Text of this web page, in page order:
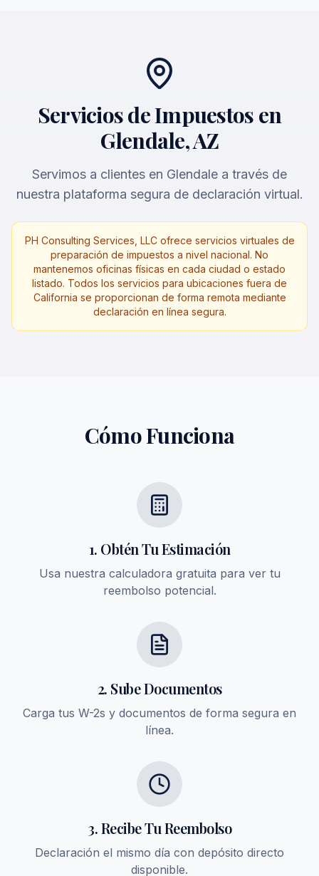
Servicios de Impuestos en
Glendale, AZ
Servimos a clientes en Glendale a través de
nuestra plataforma segura de declaración virtual.
PH Consulting Services, LLC ofrece servicios virtuales de
preparación de impuestos a nivel nacional. No
mantenemos oficinas físicas en cada ciudad o estado
listado. Todos los servicios para ubicaciones fuera de
California se proporcionan de forma remota mediante
declaración en línea segura.
Cómo Funciona
1. Obtén Tu Estimación
Usa nuestra calculadora gratuita para ver tu
reembolso potencial.
2. Sube Documentos
Carga tus W-2s y documentos de forma segura en
línea.
3. Recibe Tu Reembolso
Declaración el mismo día con depósito directo
disponible.